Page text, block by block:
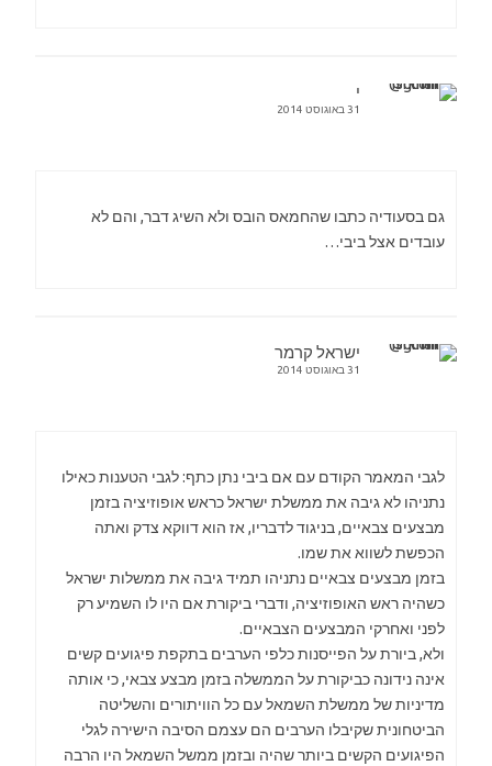
י
31 באוגוסט 2014
גם בסעודיה כתבו שהחמאס הובס ולא השיג דבר, והם לא
עובדים אצל ביבי…
ישראל קרמר
31 באוגוסט 2014
לגבי המאמר הקודם עם אם ביבי נתן כתף: לגבי הטענות כאילו
נתניהו לא גיבה את ממשלת ישראל כראש אופוזיציה בזמן
מבצעים צבאיים, בניגוד לדבריו, אז הוא דווקא צדק ואתה
הכפשת לשווא את שמו.
בזמן מבצעים צבאיים נתניהו תמיד גיבה את ממשלות ישראל
כשהיה ראש האופוזיציה, ודברי ביקורת אם היו לו השמיע רק
לפני ואחרקי המבצעים הצבאיים.
ולא, ביורת על הפייסנות כלפי הערבים בתקפת פיגועים קשים
אינה נידונה כביקורת על הממשלה בזמן מבצע צבאי, כי אותה
מדיניות של ממשלת השמאל עם כל הוויתורים והשליטה
הביטחונית שקיבלו הערבים הם עצמם הסיבה הישירה לגלי
הפיגועים הקשים ביותר שהיה ובזמן ממשל השמאל היו הרבה